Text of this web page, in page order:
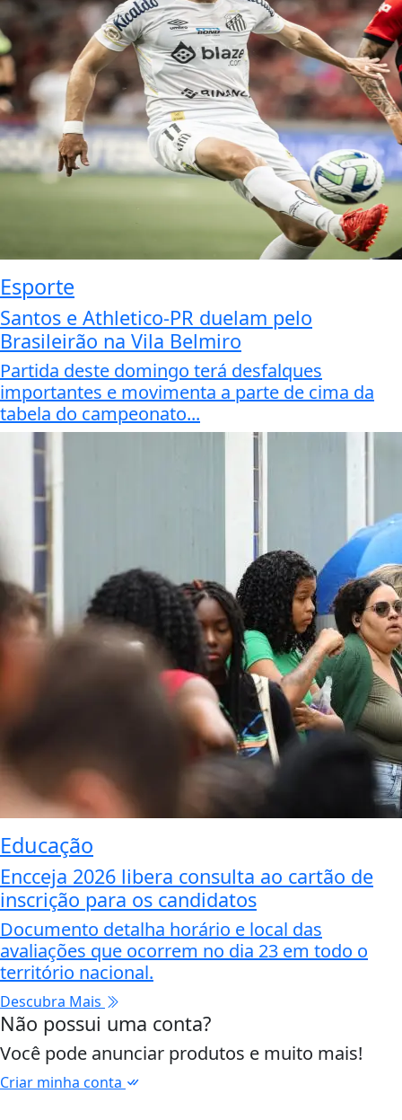
Esporte
Santos e Athletico-PR duelam pelo
Brasileirão na Vila Belmiro
Partida deste domingo terá desfalques
importantes e movimenta a parte de cima da
tabela do campeonato...
Educação
Encceja 2026 libera consulta ao cartão de
inscrição para os candidatos
Documento detalha horário e local das
avaliações que ocorrem no dia 23 em todo o
território nacional.
Descubra Mais
Não possui uma conta?
Você pode anunciar produtos e muito mais!
Criar minha conta